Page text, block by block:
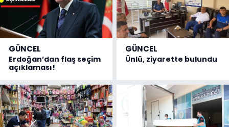
GÜNCEL
Erdoğan’dan flaş seçim
açıklaması!
GÜNCEL
Ünlü, ziyarette bulundu